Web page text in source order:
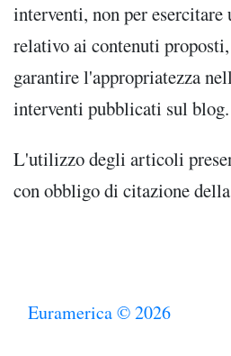
interventi, non per
relativo ai contenuti
garantire l'appropriatezza
interventi pubblicati sul blog.
L'utilizzo degli articoli
con obbligo di citazione
Euramerica © 2026